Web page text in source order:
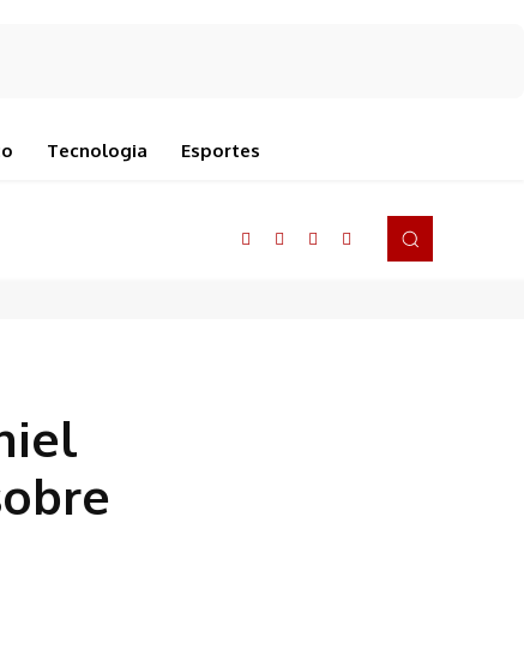
Tecnologia Esportes